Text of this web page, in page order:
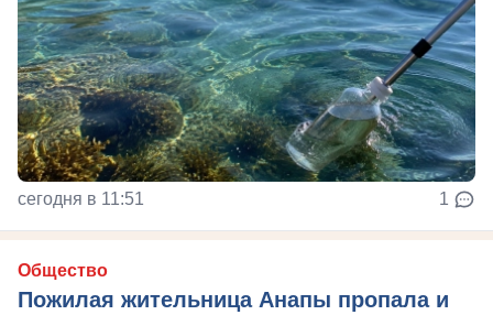
сегодня в 11:51 1
Общество
Пожилая жительница Анапы пропала и